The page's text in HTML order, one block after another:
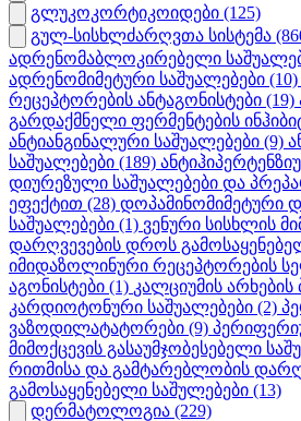
გლუკოკორტიკოიდები (125)
გულ-სისხლძარღვთა სისტემა
ადრენომაბლოკირებელი
ადრენომიმეტური საშუალებები (10)
რეცეპტორების ანტაგონისტები (19)
გარდაქმნელი ფერმენტების
ანტიანგინალური საშუალებები (9)
საშუალებები (189)
დიურეზული საშუალებები და
ეფექტით (28) დოპამინომიმეტური
საშუალებები (1) ვენური სისხლის
დარღვევების დროს
იმიდაზოლინური რეცეპტორების
აგონისტები (1) კალციუმის
კარდიოტონური საშუალებები (2)
ვაზოდილატატორები (9)
მიმოქცევის გასაუმჯობესებელი
რითმისა და გამტარებლობის
გამოსაყენებელი საშულებები (13)
დერმატოლოგია (229)